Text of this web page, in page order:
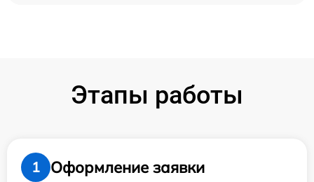
Этапы работы
1
Оформление заявки